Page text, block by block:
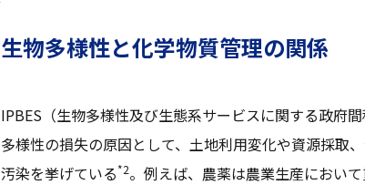
生物多様性と化学物質管理の関係
IPBES（生物多様性及び生態系サービスに関する政府
多様性の損失の原因として、土地利用変化や資源採取
汚染を挙げている*2。例えば、農薬は農業生産におい